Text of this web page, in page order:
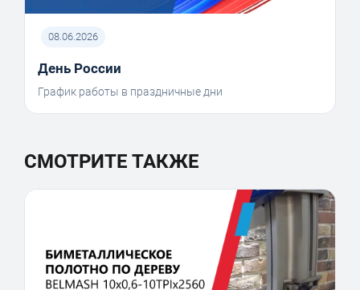
08.06.2026
День России
График работы в праздничные дни
СМОТРИТЕ ТАКЖЕ